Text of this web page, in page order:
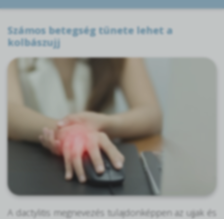
Számos betegség tünete lehet a
kolbászujj
A dactylitis megnevezés tulajdonképpen az ujjak és